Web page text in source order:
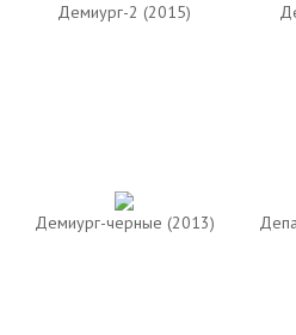
Демиург-2 (2015)
Демиург-черные (2013)